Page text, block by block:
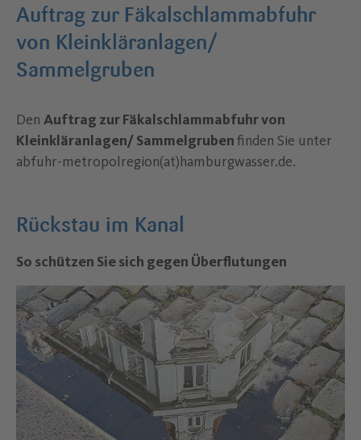
Auftrag zur Fäkalschlammabfuhr
von Kleinkläranlagen/
Sammelgruben
Den Auftrag zur Fäkalschlammabfuhr von
Kleinkläranlagen/ Sammelgrubenfinden Sie unter
abfuhr-metropolregion(at)hamburgwasser.de.
Rückstau im Kanal
So schützen Sie sich gegen Überflutungen